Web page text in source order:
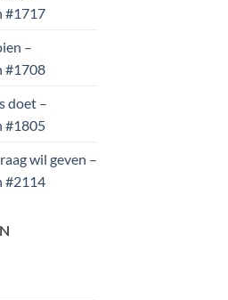
#1717
–
#1708
doet –
#1805
wil geven –
#2114